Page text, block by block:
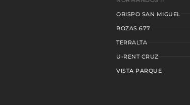
OBISPO SAN MIGUEL
ROZAS 677
TERRALTA
U-RENT CRUZ
VISTA PARQUE